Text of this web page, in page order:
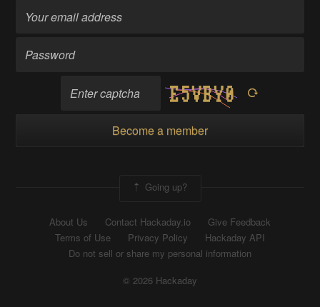
Become a member
Going up?
About Us Contact Hackaday.io
Give Feedback
Terms of Use
Privacy Policy
Hackaday API
Do not sell or share my personal information
© 2026 Hackaday